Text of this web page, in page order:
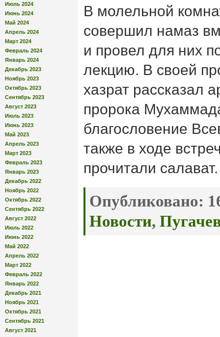
Июль 2024
Июнь 2024
Май 2024
Апрель 2024
Март 2024
Февраль 2024
Январь 2024
Декабрь 2023
Ноябрь 2023
Октябрь 2023
Сентябрь 2023
Август 2023
Июль 2023
Июнь 2023
Май 2023
Апрель 2023
Март 2023
Февраль 2023
Январь 2023
Декабрь 2022
Ноябрь 2022
Октябрь 2022
Сентябрь 2022
Август 2022
Июль 2022
Июнь 2022
Май 2022
Апрель 2022
Март 2022
Февраль 2022
Январь 2022
Декабрь 2021
Ноябрь 2021
Октябрь 2021
Сентябрь 2021
Август 2021
В молельной
совершил намаз
и провел для них
лекцию. В своей
хазрат рассказал
пророка
благословение
также в ходе
прочитали салават.
Опубликовано:
Новости,